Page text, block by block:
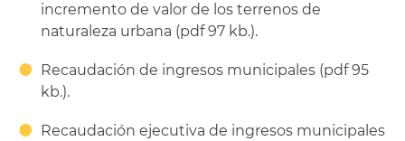
incremento de valor de los terrenos de
naturaleza urbana (pdf 97 kb.).
Recaudación de ingresos municipales (pdf 95
kb.).
Recaudación ejecutiva de ingresos municipales